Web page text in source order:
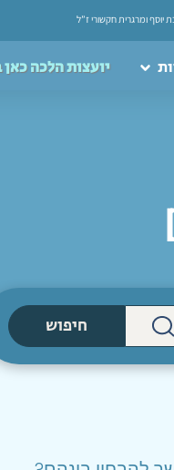
יוסף ומרגרית חקשורי ז”ל
יועצות הלכה